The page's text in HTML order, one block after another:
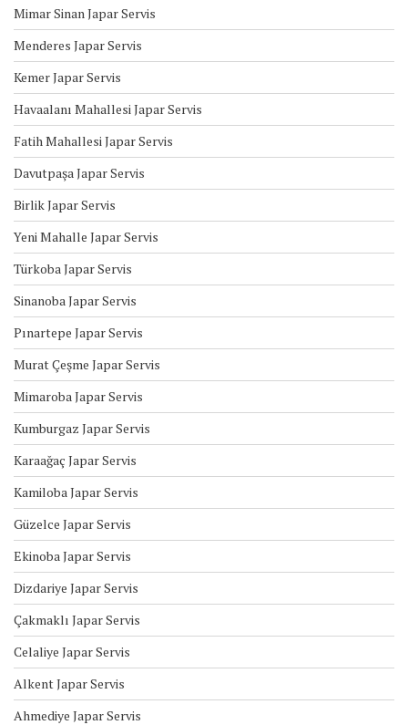
Mimar Sinan Japar Servis
Menderes Japar Servis
Kemer Japar Servis
Havaalanı Mahallesi Japar Servis
Fatih Mahallesi Japar Servis
Davutpaşa Japar Servis
Birlik Japar Servis
Yeni Mahalle Japar Servis
Türkoba Japar Servis
Sinanoba Japar Servis
Pınartepe Japar Servis
Murat Çeşme Japar Servis
Mimaroba Japar Servis
Kumburgaz Japar Servis
Karaağaç Japar Servis
Kamiloba Japar Servis
Güzelce Japar Servis
Ekinoba Japar Servis
Dizdariye Japar Servis
Çakmaklı Japar Servis
Celaliye Japar Servis
Alkent Japar Servis
Ahmediye Japar Servis